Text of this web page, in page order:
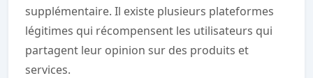
supplémentaire. Il existe plusieurs plateformes
légitimes qui récompensent les utilisateurs qui
partagent leur opinion sur des produits et
services.